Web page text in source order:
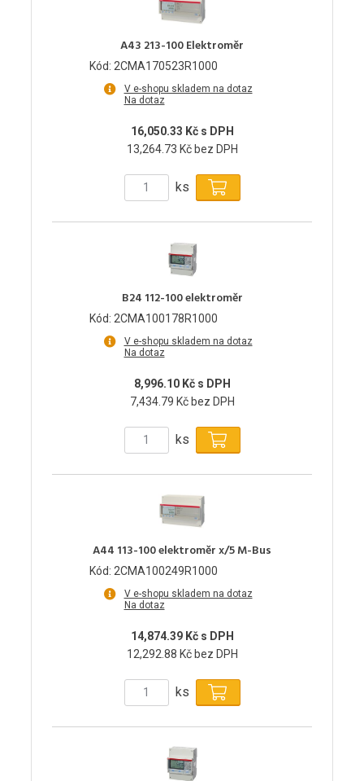
A43 213-100 Elektroměr
Kód: 2CMA170523R1000
V e-shopu skladem na dotaz
Na dotaz
16,050.33 Kč s DPH
13,264.73 Kč bez DPH
ks
B24 112-100 elektroměr
Kód: 2CMA100178R1000
V e-shopu skladem na dotaz
Na dotaz
8,996.10 Kč s DPH
7,434.79 Kč bez DPH
ks
A44 113-100 elektroměr x/5 M-Bus
Kód: 2CMA100249R1000
V e-shopu skladem na dotaz
Na dotaz
14,874.39 Kč s DPH
12,292.88 Kč bez DPH
ks